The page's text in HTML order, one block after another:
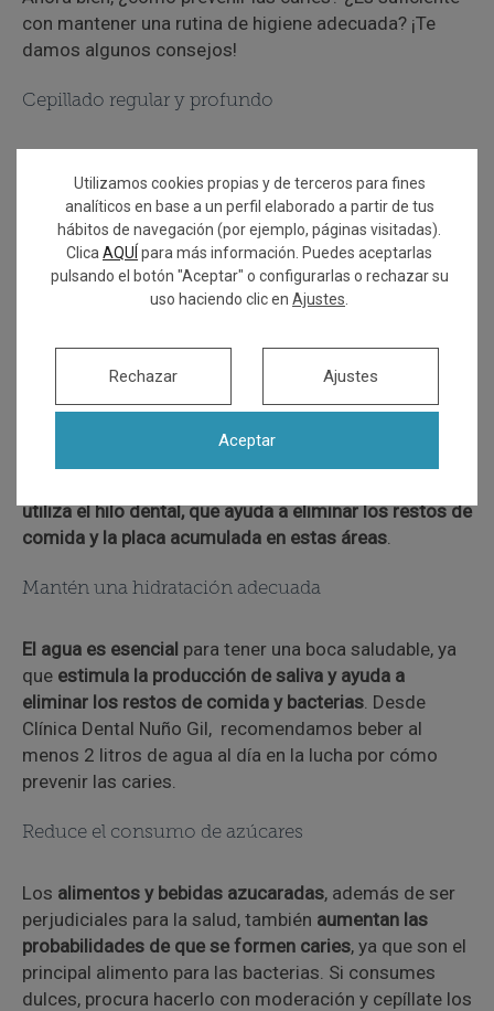
con mantener una rutina de higiene adecuada? ¡Te
damos algunos consejos!
Cepillado regular y profundo
asegurarte de cepillarte los dientes tras cada
comida durante al menos 3 minutos, insistiendo en
las zonas donde aparecen las caries, como los
espacios interdentales, las encías y las fisuras.Utiliza
un cepillo de cerdas suaves y una pasta dental con
bacterias que causan las caries.
utiliza el hilo dental, que ayuda a eliminar los restos de
comida y la placa acumulada en estas áreas.
Mantén una hidratación adecuada
El agua es esencial para tener una boca saludable, ya
que estimula la producción de saliva y ayuda a
eliminar los restos de comida y bacterias. Desde
Clínica Dental Nuño Gil, recomendamos beber al
menos 2 litros de agua al día en la lucha por cómo
prevenir las caries.
Reduce el consumo de azúcares
Los alimentos y bebidas azucaradas, además de ser
perjudiciales para la salud, también aumentan las
probabilidades de que se formen caries, ya que son el
principal alimento para las bacterias. Si consumes
dulces, procura hacerlo con moderación y cepíllate los
Utilizamos cookies propias y de terceros para fines
analíticos en base a un perfil elaborado a partir de tus
hábitos de navegación (por ejemplo, páginas visitadas).
Clica AQUÍ para más información. Puedes aceptarlas
pulsando el botón "Aceptar" o configurarlas o rechazar su
uso haciendo clic en Ajustes
Aceptar
Rechazar Ajustes